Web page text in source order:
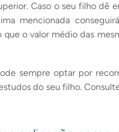
Caso o seu filho dê
mencionada
o valor médio das
sempre optar por
do seu filho.